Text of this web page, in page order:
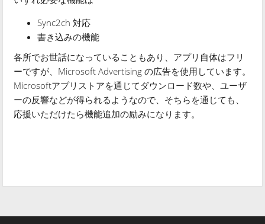
Sync2ch 対応
書き込みの機能
各所でお世話になっていることもあり、アプリ自体はフリ
ーですが、Microsoft Advertising の広告を使用しています。
Microsoftアプリストアを通じてダウンロード数や、ユーザ
ーの反響などが得られるようなので、そちらを通じても、
応援いただけたら機能追加の励みになります。